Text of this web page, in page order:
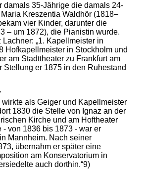
damals 35-Jährige die damals 24-
Kreszentia Waldhör (1818–
vier Kinder, darunter die
– um 1872), die Pianistin wurde.
„1. Kapellmeister in
Hofkapellmeister in Stockholm und
am Stadttheater zu Frankfurt am
Stellung er 1875 in den Ruhestand
wirkte als Geiger und Kapellmeister
1830 die Stelle von Ignaz an der
Kirche und am Hoftheater
- von 1836 bis 1873 - war er
Mannheim. Nach seiner
übernahm er später eine
am Konservatorium in
auch dorthin.“9)